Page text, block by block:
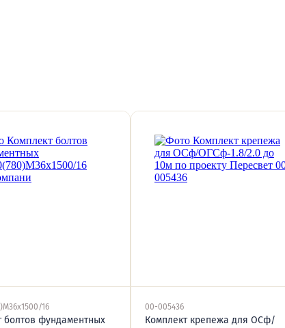
16
болтов фундаментных
00-005436
Комплект крепежа для ОСф/